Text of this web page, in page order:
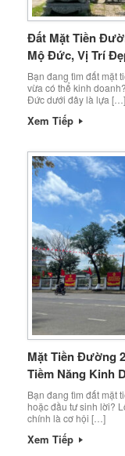
Đất Mặt Tiền
Mộ Đức, Vị Trí
Bạn đang tìm đất mặt
vừa có thể kinh
Đức dưới đây là lựa […]
Xem Tiếp
Mặt Tiền Đường
Tiềm Năng Kinh
Bạn đang tìm đất mặt
hoặc đầu tư sinh lời?
chính là cơ hội […]
Xem Tiếp